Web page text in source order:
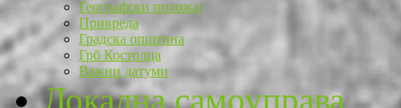
Географски положај
Привреда
Градска општина
Грб Костолца
Важни датуми
Локална самоуправа